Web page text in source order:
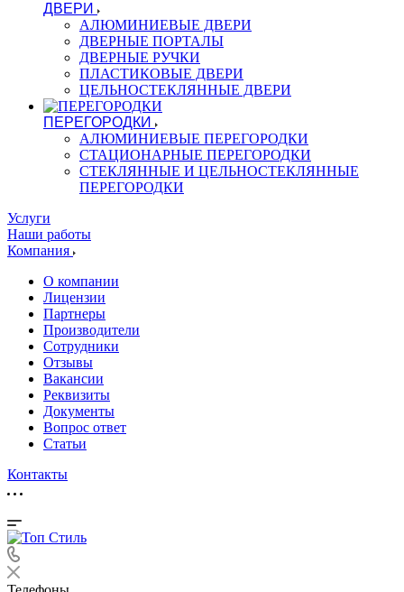
ДВЕРИ
АЛЮМИНИЕВЫЕ ДВЕРИ
ДВЕРНЫЕ ПОРТАЛЫ
ДВЕРНЫЕ РУЧКИ
ПЛАСТИКОВЫЕ ДВЕРИ
ЦЕЛЬНОСТЕКЛЯННЫЕ ДВЕРИ
ПЕРЕГОРОДКИ
АЛЮМИНИЕВЫЕ ПЕРЕГОРОДКИ
СТАЦИОНАРНЫЕ ПЕРЕГОРОДКИ
СТЕКЛЯННЫЕ И ЦЕЛЬНОСТЕКЛЯННЫЕ
ПЕРЕГОРОДКИ
Услуги
Наши работы
Компания
О компании
Лицензии
Партнеры
Производители
Сотрудники
Отзывы
Вакансии
Реквизиты
Документы
Вопрос ответ
Статьи
Контакты